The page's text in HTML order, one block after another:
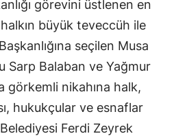
görevini üstlenen en
büyük teveccüh ile
seçilen Musa
Sarp Balaban ve Yağmur
görkemli nikahına halk,
hukukçular ve esnaflar
Ferdi Zeyrek